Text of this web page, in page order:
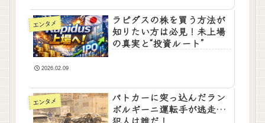
エンタメ
ラピダスの株を買う方法が
知りたい方は必見！未上場
の真実と“投資ルート”
2026.02.09
エンタメ
パトカーに突っ込んだラン
ボルギーニ運転手が逃走…